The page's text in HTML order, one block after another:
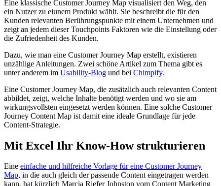
Eine klassische Customer Journey Map visualisiert den Weg, den
ein Nutzer zu eiunem Produkt wählt. Sie beschreibt die für den
Kunden relevanten Berührungspunkte mit einem Unternehmen und
zeigt an jedem dieser Touchpoints Faktoren wie die Einstellung oder
die Zufriedenheit des Kunden.
Dazu, wie man eine Customer Journey Map erstellt, existieren
unzählige Anleitungen. Zwei schöne Artikel zum Thema gibt es
unter anderem im Usability-Blog und bei Chimpify.
Eine Customer Journey Map, die zusätzlich auch relevanten Content
abbildet, zeigt, welche Inhalte benötigt werden und wo sie am
wirkungsvollsten eingesetzt werden können. Eine solche Customer
Journey Content Map ist damit eine ideale Grundlage für jede
Content-Strategie.
Mit Excel Ihr Know-How strukturieren
Eine einfache und hilfreiche Vorlage für eine Customer Journey
Map, in die auch gleich der passende Content eingetragen werden
kann, hat kürzlich Marcia Riefer Johnston vom Content Marketing